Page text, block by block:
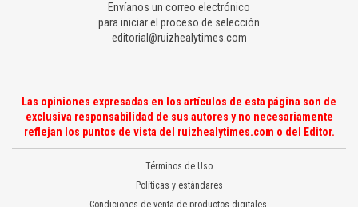
Envíanos un correo electrónico
para iniciar el proceso de selección
editorial@ruizhealytimes.com
Las opiniones expresadas en los artículos de esta página son de
exclusiva responsabilidad de sus autores y no necesariamente
reflejan los puntos de vista del ruizhealytimes.com o del Editor.
Términos de Uso
Políticas y estándares